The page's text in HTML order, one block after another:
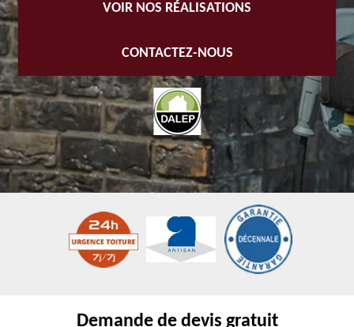
VOIR NOS RÉALISATIONS
CONTACTEZ-NOUS
Demande de devis gratuit